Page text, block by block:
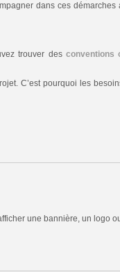
dans ces démarches
trouver des conventions
C’est pourquoi les
une bannière, un logo